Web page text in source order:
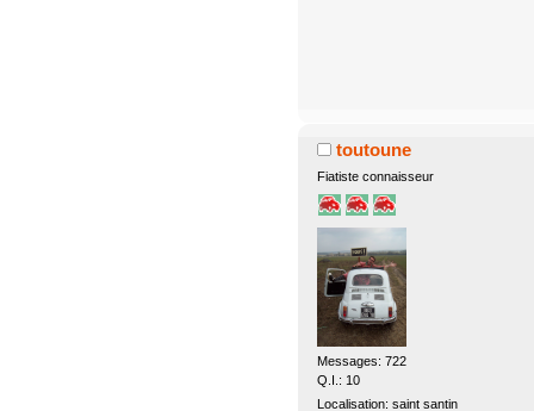
toutoune
Fiatiste connaisseur
Messages: 722
Q.I.: 10
Localisation: saint santin